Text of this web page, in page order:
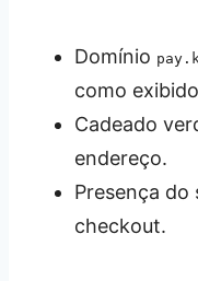
Domínio
como
Cadeado
endereço.
Presença
checkout.